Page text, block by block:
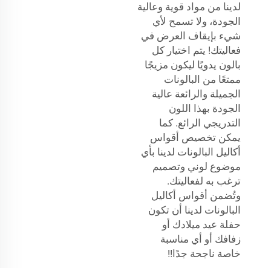
لدينا من مواد قوية وعالية
الجودة، ولا تسمح لأي
شيء بإيقاف العرض في
فعاليتك! يتم اختيار كل
بالون يدويًا ليكون مزيجًا
ممتعًا من البالونات
الجميلة والرائعة عالية
الجودة بهذا اللون
التدريجي الرائع. كما
يمكن تخصيص أقواس
أكاليل البالونات لدينا بأي
موضوع لوني وتصميم
ترغب به لفعاليتك.
وتُضمن أقواس أكاليل
البالونات لدينا أن تكون
حفلة عيد ميلادك أو
زفافك أو أي مناسبة
خاصة ناجحة جدًا!!